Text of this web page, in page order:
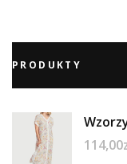
PRODUKTY
114,00